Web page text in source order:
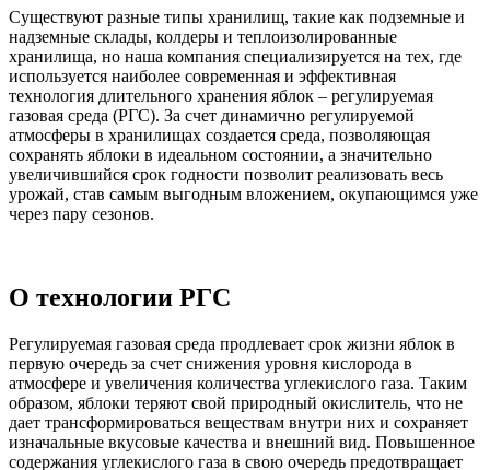
Существуют разные типы хранилищ, такие как подземные и
надземные склады, колдеры и теплоизолированные
хранилища, но наша компания специализируется на тех, где
используется наиболее современная и эффективная
технология длительного хранения яблок – регулируемая
газовая среда (РГС). За счет динамично регулируемой
атмосферы в хранилищах создается среда, позволяющая
сохранять яблоки в идеальном состоянии, а значительно
увеличившийся срок годности позволит реализовать весь
урожай, став самым выгодным вложением, окупающимся уже
через пару сезонов.
О технологии РГС
Регулируемая газовая среда продлевает срок жизни яблок в
первую очередь за счет снижения уровня кислорода в
атмосфере и увеличения количества углекислого газа. Таким
образом, яблоки теряют свой природный окислитель, что не
дает трансформироваться веществам внутри них и сохраняет
изначальные вкусовые качества и внешний вид. Повышенное
содержания углекислого газа в свою очередь предотвращает